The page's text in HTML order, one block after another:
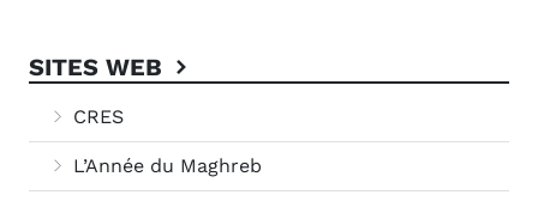
SITES WEB
CRES
L’Année du Maghreb